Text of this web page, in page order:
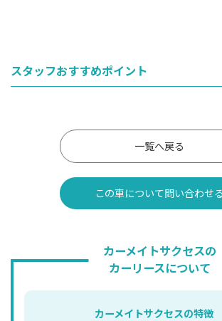
スタッフおすすめポイント
一覧へ戻る
この車について問い合わせる
カーメイトサクセスの
カーリースについて
カーメイトサクセスの特徴